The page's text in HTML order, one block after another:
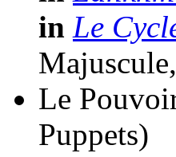
in Le
Le
Puppets)